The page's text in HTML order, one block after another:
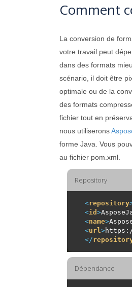
Comment
La conversion de
votre travail peut
dans des formats
scénario, il doit être
optimale ou de la
des formats
fichier tout en
nous utiliserons
forme Java. Vous
au fichier pom.xml.
Repository
<repository
<id >
<name>
<url>
</
Dépendance